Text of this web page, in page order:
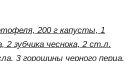
200 г капусты, 1
2 зубчика чеснока, 2 ст.л.
3 горошины черного перца,